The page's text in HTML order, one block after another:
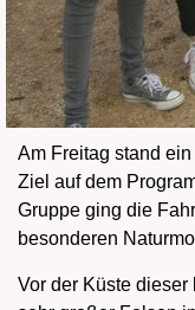
Am Freitag stand
Ziel auf dem
Gruppe ging die
besonderen
Vor der Küste